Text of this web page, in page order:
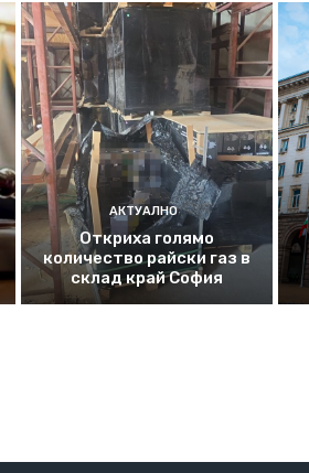
АКТУАЛНО
Откриха голямо
количество райски газ в
склад край София